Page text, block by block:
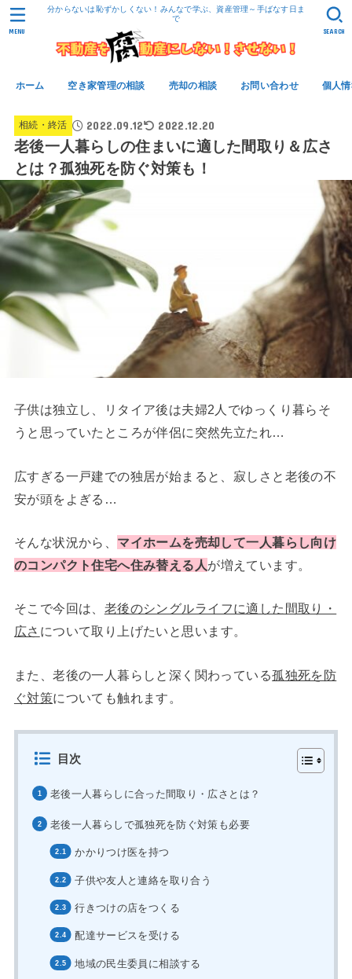
分からないは恥ずかしくない！みんなで学ぶ、資産管理～手ばなす日ま
で
ホーム 空き家管理の相談 売却の相談 お問い合わせ 個人
SEARCH
MENU
相続・終活 2022.09.12 2022.12.20
老後一人暮らしの住まいに適した間取り＆広さ
とは？孤独死を防ぐ対策も！
子供は独立し、リタイア後は夫婦2人でゆっくり暮らそ
うと思っていたところが伴侶に突然先立たれ…
広すぎる一戸建での独居が始まると、寂しさと老後の不
安が頭をよぎる…
そんな状況から、 マイホームを売却して一人暮らし向け
のコンパクト住宅へ住み替える人が増えています。
そこで今回は、 老後のシングルライフに適した間取り・
広さ について取り上げたいと思います。
また、老後の一人暮らしと深く関わっている孤独死を防
ぐ対策についても触れます。
目次
老後一人暮らしに合った間取り・広さとは？
老後一人暮らしで孤独死を防ぐ対策も必要
かかりつけ医を持つ
子供や友人と連絡を取り合う
行きつけの店をつくる
配達サービスを受ける
地域の民生委員に相談する